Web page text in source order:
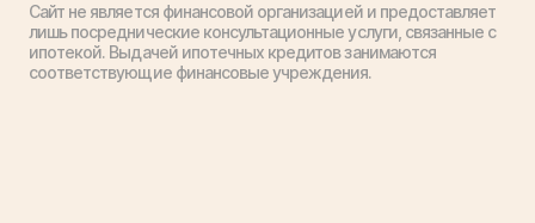
Сайт не является финансовой организацией и предоставляет
лишь посреднические консультационные услуги, связанные с
ипотекой. Выдачей ипотечных кредитов занимаются
соответствующие финансовые учреждения.